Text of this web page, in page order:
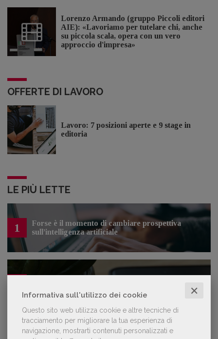
Informativa sull'utilizzo dei cookie ✕
Questo sito web utilizza cookie e altre tecniche di
tracciamento per migliorare la tua esperienza di
navigazione, mostrarti contenuti personalizzati e
Lorenzo Armando (gruppo Piccoli editori
AIE): «Lavoriamo per tutelare chi, anche
su piccola scala, opera con un vero
approccio d'impresa»
OFFERTE DI LAVORO
Lavoro: 7 posizioni aperte e 9 stage in
editoria
LE PIÙ LETTE
1
Forse è il momento di cambiare prospettiva
sull’intelligenza artificiale
«La voce umana? Ha un valore aggiunto